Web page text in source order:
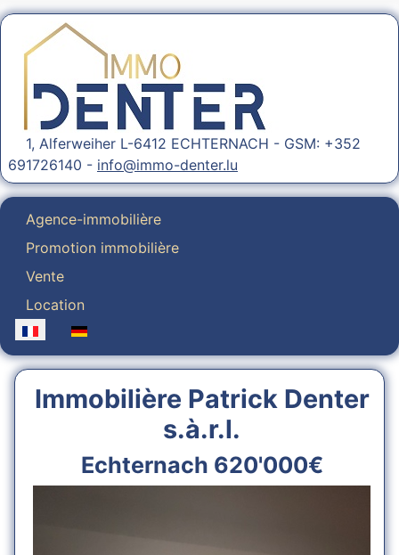
1, Alferweiher L-6412 ECHTERNACH - GSM: +352
691726140 - info@immo-denter.lu
Agence-immobilière
Promotion immobilière
Vente
Location
Sélectionnez votre langue
Immobilière Patrick Denter
s.à.r.l.
Echternach 620'000€